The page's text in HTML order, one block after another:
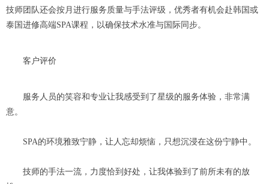
技师团队还会按月进行服务质量与手法评级，优秀者有机会赴韩国或
泰国进修高端SPA课程，以确保技术水准与国际同步。
客户评价
服务人员的笑容和专业让我感受到了星级的服务体验，非常满
意。
SPA的环境雅致宁静，让人忘却烦恼，只想沉浸在这份宁静中。
技师的手法一流，力度恰到好处，让我体验到了前所未有的放